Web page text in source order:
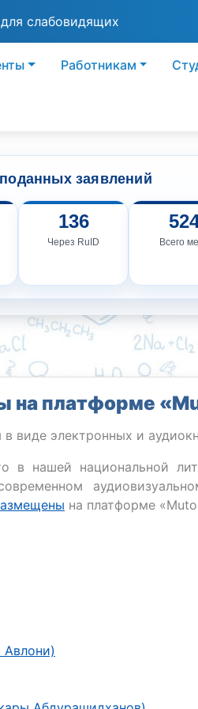
слабовидящих
Работникам
заявлений
136
Через RuID Всего
платформе
виде электронных и
нашей национальной
на платформе
Авлони)